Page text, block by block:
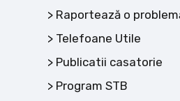
Raportează o
Telefoane Utile
Publicatii casatorie
Program STB